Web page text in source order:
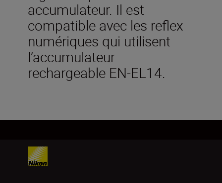
accumulateur. Il est
compatible avec les reflex
numériques qui utilisent
l’accumulateur
rechargeable EN-EL14.